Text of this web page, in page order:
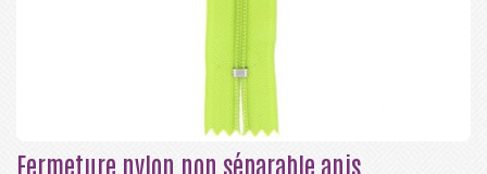
Fermeture nylon non séparable anis